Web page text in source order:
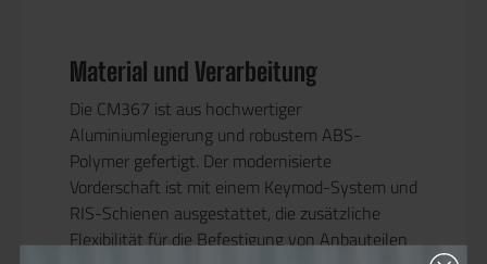
Material und Verarbeitung
Die CM367 ist aus hochwertiger
Aluminiumlegierung und robustem ABS-
Polymer gefertigt. Der modernisierte
Vorderschaft ist mit einem Keymod-System und
RIS-Schienen ausgestattet, die zusätzliche
Flexibilität für die Befestigung von Anbauteilen